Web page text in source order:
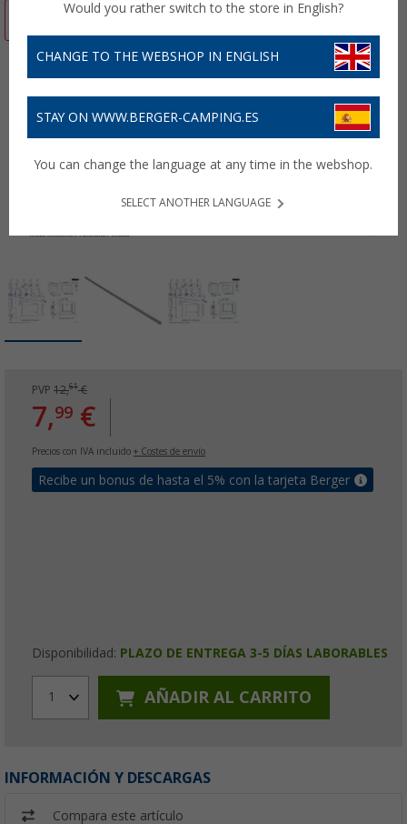
PVP 12,61€
7,99 €
Precios con IVA incluido + Costes de envío
Recibe un bonus de hasta el 5% con la tarjeta Berger
Disponibilidad: PLAZO DE ENTREGA 3-5 DÍAS LABORABLES
1 AÑADIR AL CARRITO
INFORMACIÓN Y DESCARGAS
Compara este artículo
Would you rather switch to the store in English?
CHANGE TO THE WEBSHOP IN ENGLISH
STAY ON WWW.BERGER-CAMPING.ES
You can change the language at any time in the webshop.
SELECT ANOTHER LANGUAGE